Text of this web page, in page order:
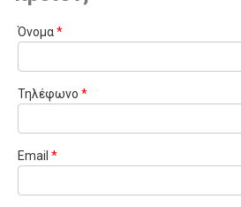
Όνομα*
Τηλέφωνο *
Email *